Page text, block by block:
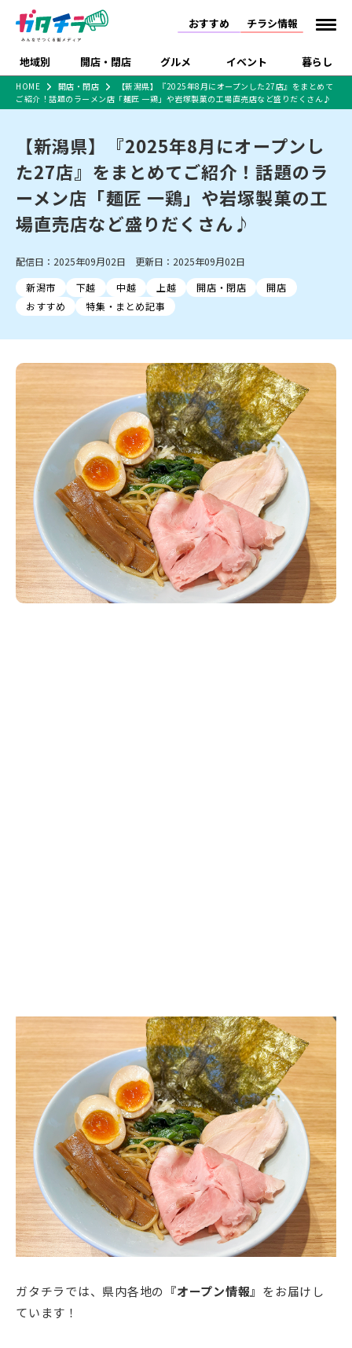
おすすめ チラシ情報
地域別 開店・閉店 グルメ イベント 暮らし
新潟市 下越
中越 上越
村上・関川
新発田・聖籠
胎内・粟島
三条・加茂・田上
五泉・阿賀野・阿賀
燕・弥彦
長岡・見附
小千谷・十日町・津南
魚沼・南魚沼・湯沢
柏崎・刈羽・出雲崎
上越・妙高・糸魚川
開店 閉店
リニューアル・移転 休業 開店まとめ
閉店まとめ
新潟市・開店
新潟市・閉店
長岡市・開店
ラーメン 現地レポート
和食 洋食
パン・ベーカリー
タレカツ・豚カツ
デカ盛り・大盛り
旨辛・激辛
定食・町定食 海鮮・鮨
そば・うどん
日本酒・新潟清酒
ワイン・クラフトビール
ケーキ・パフェ
ビアガーデン・暑気払い
忘新年会・歓送迎会
体験・販売 祭り・伝統行事
趣味・展示会 ライブ・コンサート
にいがた酒の陣・新潟
酒月
施設・ショップ
住宅メーカー・工務
店
食品メーカー・県産
品
観光スポット
温泉・入浴 ホテル 旅館
水族館
リラクゼーション・整体
スキー場
病院・クリニック
イオンモール
ラブラ万代・ラブラ2
リバーサイド千秋
パティオPATIO
特売セール インタビュー
特集・まとめ記事
セツコママ ランキング 新潟人
キャンペーン
開店まとめ
閉店まとめ 人気記事まとめ
ラーメンまとめ
飲食店まとめ
食品スーパー・コンビ
戸建住宅・マンショ
ショッピングモール・
大型施設
ドラッグストア・ホーム
センター
インテリア・雑貨
外食・テイクアウト
官公庁・自治体
新潟市 チラシ
長岡・見附 チラシ
上越・妙高・糸魚川 チラシ
注目 チラシ
週末セール
火曜セール
オープン・リニューアルセール
周年祭・感謝祭セール
年末・初売りセール
HOME 開店・閉店
【新潟県】『2025年8月にオープンした27店』をまとめて
ご紹介！話題のラーメン店「麺匠 一鶏」や岩塚製菓の工場直売店など盛りだくさん♪
【新潟県】『2025年8月にオープンし
た27店』をまとめてご紹介！話題のラ
ーメン店「麺匠 一鶏」や岩塚製菓の工
場直売店など盛りだくさん♪
配信日：2025年09月02日 更新日：2025年09月02日
新潟市
下越 中越 上越 開店・閉店
開店
おすすめ
特集・まとめ記事
ガタチラでは、県内各地の 『オープン情報』 をお届けし
ています！